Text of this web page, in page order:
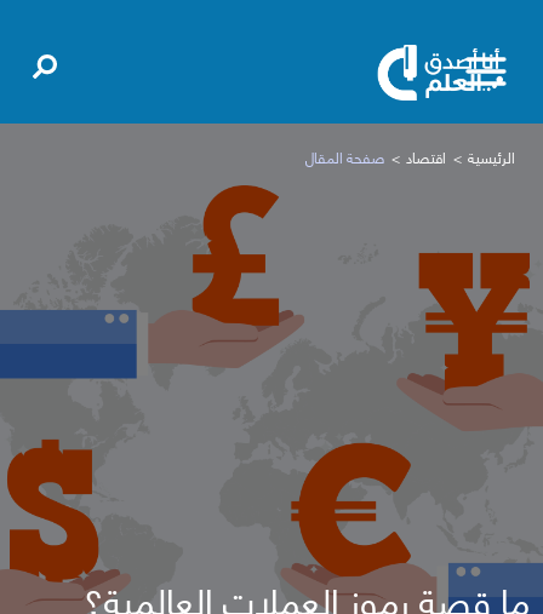
الرئيسية اقتصاد صفحة المقال
ما قصة رموز العملات العالمية؟